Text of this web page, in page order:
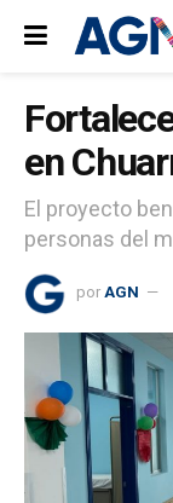
en
El proyecto
personas del
por AGN